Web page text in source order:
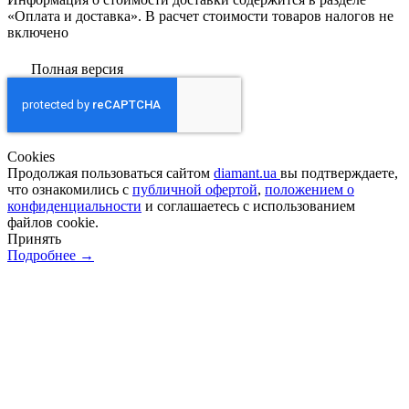
«Оплата и доставка». В расчет стоимости товаров налогов не
включено
Полная версия
Сookies
Продолжая пользоваться сайтом diamant.ua вы подтверждаете,
что ознакомились с публичной офертой, положением о
конфиденциальности и соглашаетесь с использованием
файлов cookie.
Принять
Подробнее →